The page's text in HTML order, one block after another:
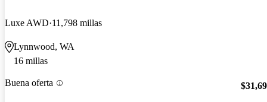
Luxe AWD 11,798 millas
Lynnwood, WA
16 millas
Buena oferta